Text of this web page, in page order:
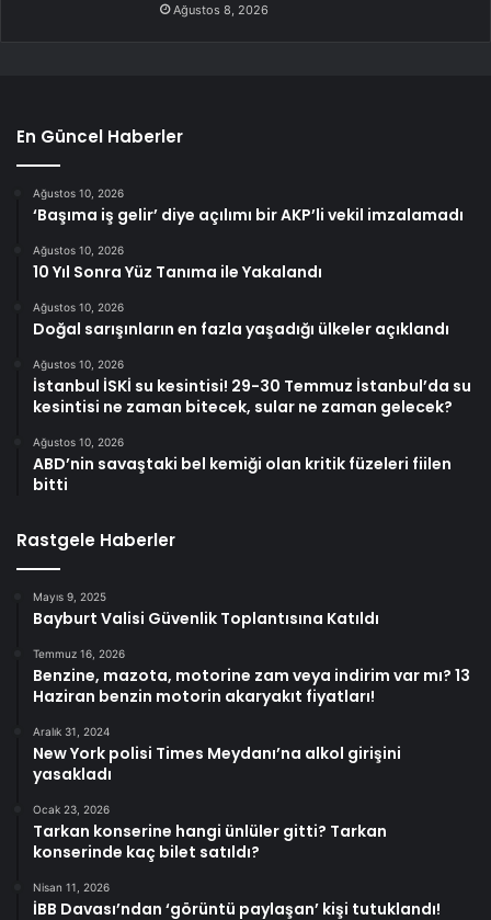
Ağustos 8, 2026
En Güncel Haberler
Ağustos 10, 2026
‘Başıma iş gelir’ diye açılımı bir AKP’li vekil imzalamadı
Ağustos 10, 2026
10 Yıl Sonra Yüz Tanıma ile Yakalandı
Ağustos 10, 2026
Doğal sarışınların en fazla yaşadığı ülkeler açıklandı
Ağustos 10, 2026
İstanbul İSKİ su kesintisi! 29-30 Temmuz İstanbul’da su
kesintisi ne zaman bitecek, sular ne zaman gelecek?
Ağustos 10, 2026
ABD’nin savaştaki bel kemiği olan kritik füzeleri fiilen
bitti
Rastgele Haberler
Mayıs 9, 2025
Bayburt Valisi Güvenlik Toplantısına Katıldı
Temmuz 16, 2026
Benzine, mazota, motorine zam veya indirim var mı? 13
Haziran benzin motorin akaryakıt fiyatları!
Aralık 31, 2024
New York polisi Times Meydanı’na alkol girişini
yasakladı
Ocak 23, 2026
Tarkan konserine hangi ünlüler gitti? Tarkan
konserinde kaç bilet satıldı?
Nisan 11, 2026
İBB Davası’ndan ‘görüntü paylaşan’ kişi tutuklandı!